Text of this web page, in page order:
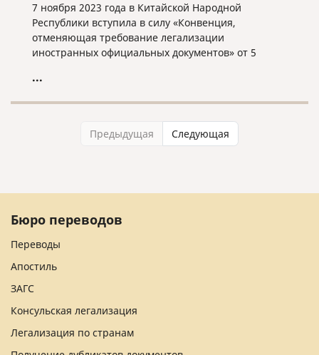
7 ноября 2023 года в Китайской Народной
Республики вступила в силу «Конвенция,
отменяющая требование легализации
иностранных официальных документов» от 5
...
Предыдущая Следующая
Бюро переводов
Переводы
Апостиль
ЗАГС
Консульская легализация
Легализация по странам